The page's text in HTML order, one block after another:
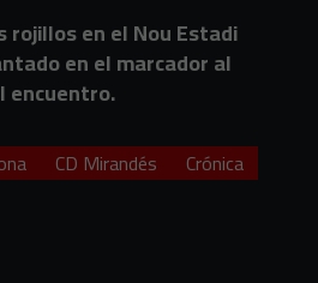
en el Nou Estadi
en el marcador al
encuentro.
CD Mirandés Crónica